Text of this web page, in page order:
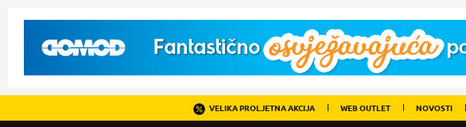
VELIKA PROLJETNA AKCIJA WEB OUTLET NOVOSTI